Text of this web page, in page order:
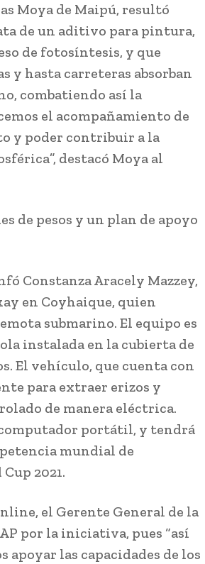
Moya de Maipú, resultó
de un aditivo para pintura,
de fotosíntesis, y que
y hasta carreteras absorban
combatiendo así la
el acompañamiento de
y poder contribuir a la
destacó Moya al
de pesos y un plan de apoyo
Constanza Aracely Mazzey,
en Coyhaique, quien
submarino. El equipo es
instalada en la cubierta de
El vehículo, que cuenta con
para extraer erizos y
de manera eléctrica.
portátil, y tendrá
mundial de
2021.
el Gerente General de la
por la iniciativa, pues “así
apoyar las capacidades de los